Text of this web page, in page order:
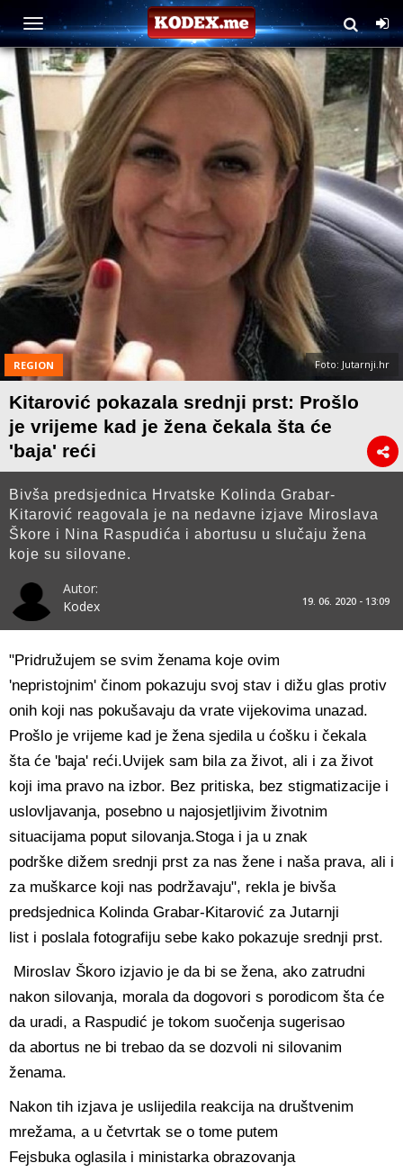
REGION Foto: Jutarnji.hr
Kitarović pokazala srednji prst: Prošlo
je vrijeme kad je žena čekala šta će
'baja' reći
Bivša predsjednica Hrvatske Kolinda Grabar-
Kitarović reagovala je na nedavne izjave Miroslava
Škore i Nina Raspudića i abortusu u slučaju žena
koje su silovane.
Autor:
Kodex
19. 06. 2020 - 13:09
"Pridružujem se svim ženama koje ovim
'nepristojnim' činom pokazuju svoj stav i dižu glas protiv
onih koji nas pokušavaju da vrate vijekovima unazad.
Prošlo je vrijeme kad je žena sjedila u ćošku i čekala
šta će 'baja' reći.Uvijek sam bila za život, ali i za život
koji ima pravo na izbor. Bez pritiska, bez stigmatizacije i
uslovljavanja, posebno u najosjetljivim životnim
situacijama poput silovanja.Stoga i ja u znak
podrške dižem srednji prst za nas žene i naša prava, ali i
za muškarce koji nas podržavaju", rekla je bivša
predsjednica Kolinda Grabar-Kitarović za Jutarnji
list i poslala fotografiju sebe kako pokazuje srednji prst.
Miroslav Škoro izjavio je da bi se žena, ako zatrudni
nakon silovanja, morala da dogovori s porodicom šta će
da uradi, a Raspudić je tokom suočenja sugerisao
da abortus ne bi trebao da se dozvoli ni silovanim
ženama.
Nakon tih izjava je uslijedila reakcija na društvenim
mrežama, a u četvrtak se o tome putem
Fejsbuka oglasila i ministarka obrazovanja